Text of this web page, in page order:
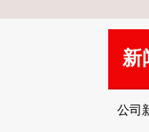
新
公司